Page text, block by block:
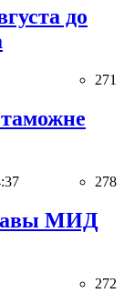
до
271
278
МИД
272